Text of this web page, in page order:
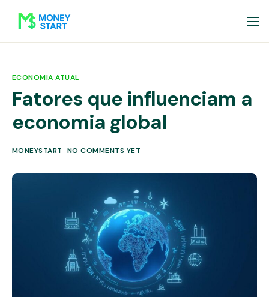
ECONOMIA ATUAL
Fatores que influenciam a
economia global
MONEYSTART NO COMMENTS YET